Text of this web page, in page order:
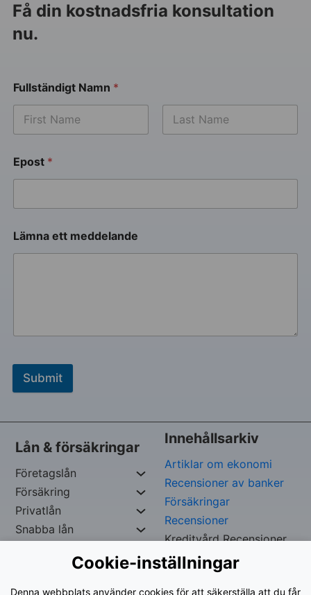
Cookie-inställningar
Denna webbplats använder cookies för att säkerställa att du får
Få din kostnadsfria konsultation
nu.
Fullständigt Namn *
Epost *
Lämna ett meddelande
Submit
Lån & försäkringar
Företagslån
Försäkring
Privatlån
Snabba lån
Innehållsarkiv
Artiklar om ekonomi
Recensioner av banker
Försäkringar
Recensioner
Kreditvård Recensioner
Copywrite Reserverad av Iskef George – Org. nr: